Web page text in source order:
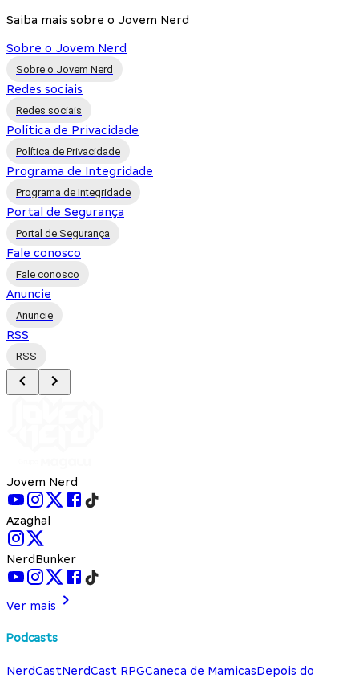
Saiba mais sobre o Jovem Nerd
Sobre o Jovem Nerd
Sobre o Jovem Nerd
Redes sociais
Redes sociais
Política de Privacidade
Política de Privacidade
Programa de Integridade
Programa de Integridade
Portal de Segurança
Portal de Segurança
Fale conosco
Fale conosco
Anuncie
Anuncie
RSS
RSS
Jovem Nerd
Azaghal
NerdBunker
Ver mais
Podcasts
NerdCastNerdCast RPGCaneca de MamicasDepois do